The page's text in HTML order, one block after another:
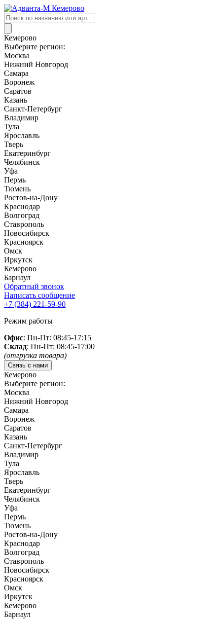
Поиск
товаров
Кемерово
Выберите регион:
Москва
Нижний Новгород
Самара
Воронеж
Саратов
Казань
Санкт-Петербург
Владимир
Тула
Ярославль
Тверь
Екатеринбург
Челябинск
Уфа
Пермь
Тюмень
Ростов-на-Дону
Краснодар
Волгоград
Ставрополь
Новосибирск
Красноярск
Омск
Иркутск
Кемерово
Барнаул
Обратный звонок
Написать сообщение
+7 (384) 221-59-90
Режим работы
Офис: Пн-Пт: 08:45-17:15
Склад: Пн-Пт: 08:45-17:00
(отгрузка товара)
Связь с нами
Кемерово
Выберите регион:
Москва
Нижний Новгород
Самара
Воронеж
Саратов
Казань
Санкт-Петербург
Владимир
Тула
Ярославль
Тверь
Екатеринбург
Челябинск
Уфа
Пермь
Тюмень
Ростов-на-Дону
Краснодар
Волгоград
Ставрополь
Новосибирск
Красноярск
Омск
Иркутск
Кемерово
Барнаул